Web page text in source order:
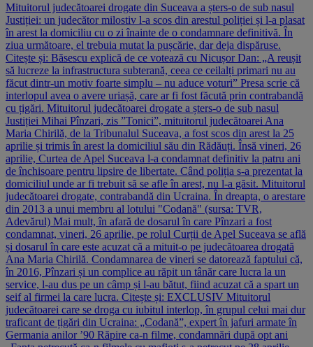
Mituitorul judecătoarei drogate din Suceava a șters-o de sub nasul
Justiției: un judecător milostiv l-a scos din arestul poliției și l-a plasat
în arest la domiciliu cu o zi înainte de o condamnare definitivă. În
ziua următoare, el trebuia mutat la pușcărie, dar deja dispăruse.
Citește și: Băsescu explică de ce votează cu Nicușor Dan: „A reușit
să lucreze la infrastructura subterană, ceea ce ceilalți primari nu au
făcut dintr-un motiv foarte simplu – nu aduce voturi” Presa scrie că
interlopul avea o avere uriașă, care ar fi fost făcută prin contrabandă
cu țigări. Mituitorul judecătoarei drogate a șters-o de sub nasul
Justiției Mihai Pînzari, zis ”Tonici”, mituitorul judecătoarei Ana
Maria Chirilă, de la Tribunalul Suceava, a fost scos din arest la 25
aprilie și trimis în arest la domiciliul său din Rădăuți. Însă vineri, 26
aprilie, Curtea de Apel Suceava l-a condamnat definitiv la patru ani
de închisoare pentru lipsire de libertate. Când poliția s-a prezentat la
domiciliul unde ar fi trebuit să se afle în arest, nu l-a găsit. Mituitorul
judecătoarei drogate, contrabandă din Ucraina. În dreapta, o arestare
din 2013 a unui membru al lotului "Codană" (sursa: TVR,
Adevărul) Mai mult, în afară de dosarul în care Pînzari a fost
condamnat, vineri, 26 aprilie, pe rolul Curții de Apel Suceava se află
și dosarul în care este acuzat că a mituit-o pe judecătoarea drogată
Ana Maria Chirilă. Condamnarea de vineri se datorează faptului că,
în 2016, Pînzari și un complice au răpit un tânăr care lucra la un
service, l-au dus pe un câmp și l-au bătut, fiind acuzat că a spart un
seif al firmei la care lucra. Citește și: EXCLUSIV Mituitorul
judecătoarei care se droga cu iubitul interlop, în grupul celui mai dur
traficant de țigări din Ucraina: „Codană”, expert în jafuri armate în
Germania anilor ’90 Răpire ca-n filme, condamnări după opt ani